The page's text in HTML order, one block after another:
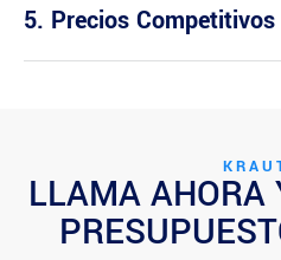
5. Precios
LLAMA AHORA